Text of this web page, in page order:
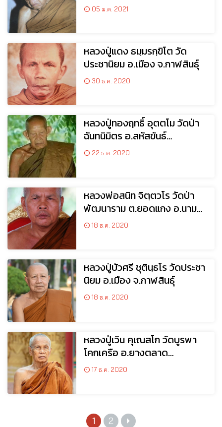
05 ม.ค. 2021
หลวงปู่แดง ธมฺมรกฺขิโต วัด
ประชานิยม อ.เมือง จ.กาฬสินธุ์
30 ธ.ค. 2020
หลวงปู่ทองฤทธิ์ อุตตโม วัดป่า
ฉันทนิมิตร อ.สหัสขันธ์
จ.กาฬสินธุ์
22 ธ.ค. 2020
หลวงพ่อสนิท จิตฺตวโร วัดป่า
พัฒนาราม ต.ยอดแกง อ.นามน
จ.กาฬสินธุ์
18 ธ.ค. 2020
หลวงปู่บัวศรี ชุตินฺธโร วัดประชา
นิยม อ.เมือง จ.กาฬสินธุ์
18 ธ.ค. 2020
หลวงปู่เวิน คุเณสโก วัดบูรพา
โคกเครือ อ.ยางตลาด
จ.กาฬสินธุ์
17 ธ.ค. 2020
1 2